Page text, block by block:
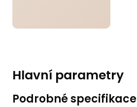
Hlavní parametry
Podrobné specifikace